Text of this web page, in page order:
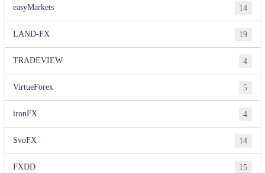
easyMarkets 14
LAND-FX 19
TRADEVIEW 4
VirtueForex 5
ironFX 4
SvoFX 14
FXDD 15